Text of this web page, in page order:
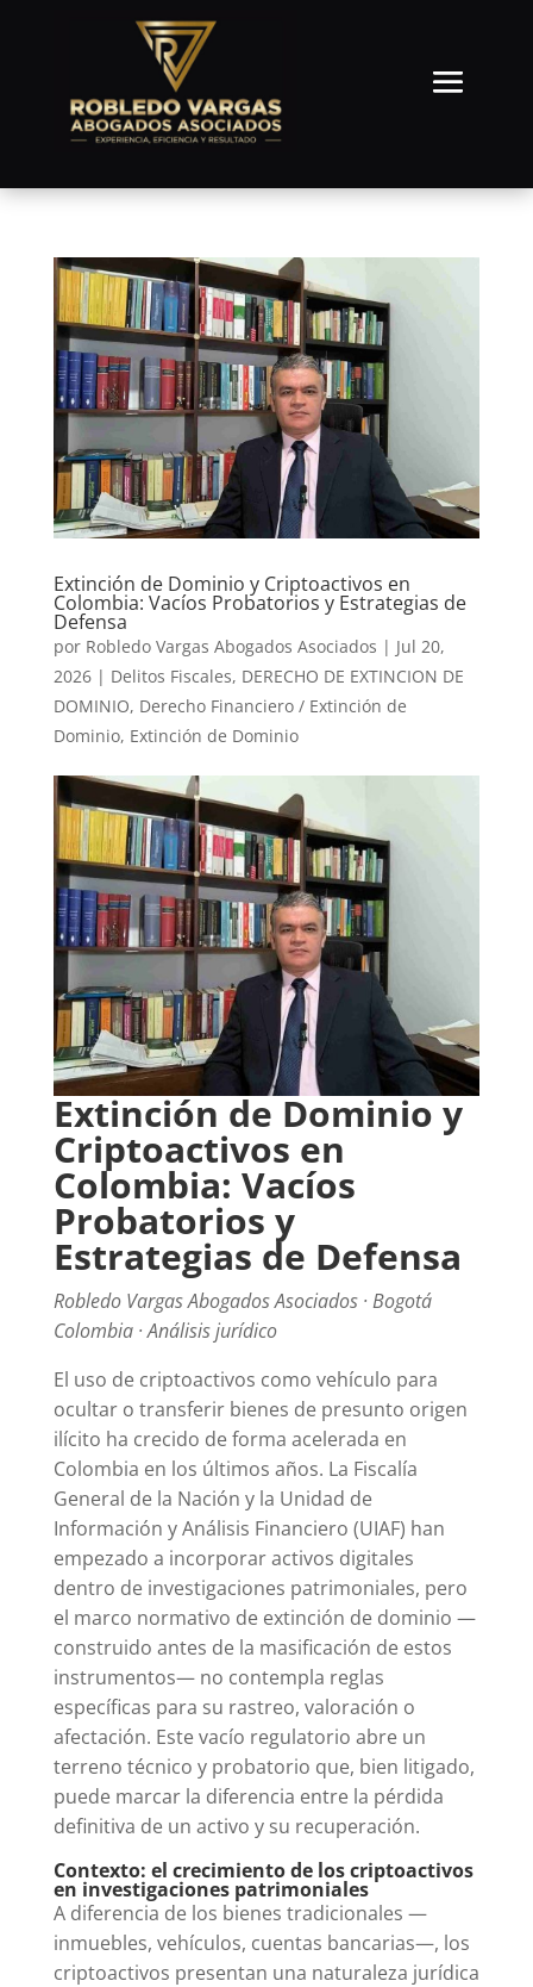
Extinción de Dominio y Criptoactivos en
Colombia: Vacíos Probatorios y Estrategias de
Defensa
por Robledo Vargas Abogados Asociados | Jul 20,
2026| Delitos Fiscales, DERECHO DE EXTINCION DE
DOMINIO, Derecho Financiero / Extinción de
Dominio, Extinción de Dominio
Extinción de Dominio y
Criptoactivos en
Colombia: Vacíos
Probatorios y
Estrategias de Defensa
Robledo Vargas Abogados Asociados · Bogotá
Colombia · Análisis jurídico
El uso de criptoactivos como vehículo para
ocultar o transferir bienes de presunto origen
ilícito ha crecido de forma acelerada en
Colombia en los últimos años. La Fiscalía
General de la Nación y la Unidad de
Información y Análisis Financiero (UIAF) han
empezado a incorporar activos digitales
dentro de investigaciones patrimoniales, pero
el marco normativo de extinción de dominio —
construido antes de la masificación de estos
instrumentos— no contempla reglas
específicas para su rastreo, valoración o
afectación. Este vacío regulatorio abre un
terreno técnico y probatorio que, bien litigado,
puede marcar la diferencia entre la pérdida
definitiva de un activo y su recuperación.
Contexto: el crecimiento de los criptoactivos
en investigaciones patrimoniales
A diferencia de los bienes tradicionales —
inmuebles, vehículos, cuentas bancarias—, los
criptoactivos presentan una naturaleza jurídica